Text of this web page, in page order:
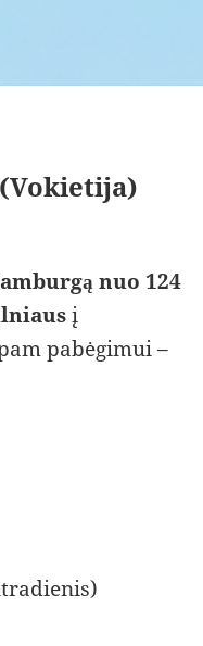
nuo 124
į
pabėgimui –